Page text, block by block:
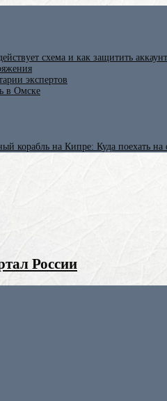
схема и как защитить аккаунт
экспертов
в Омске
корабль на Кипре: Куда поехать на
России